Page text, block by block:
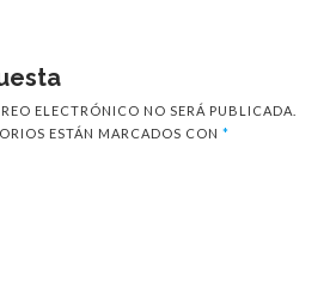
ELECTRÓNICO NO SERÁ PUBLICADA.
ESTÁN MARCADOS CON *